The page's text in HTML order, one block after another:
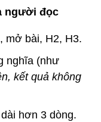
người đọc
mở bài, H2, H3.
nghĩa (như
kết quả không
hơn 3 dòng.